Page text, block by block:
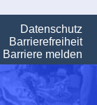
Datenschutz
Barrierefreiheit
Barriere melden